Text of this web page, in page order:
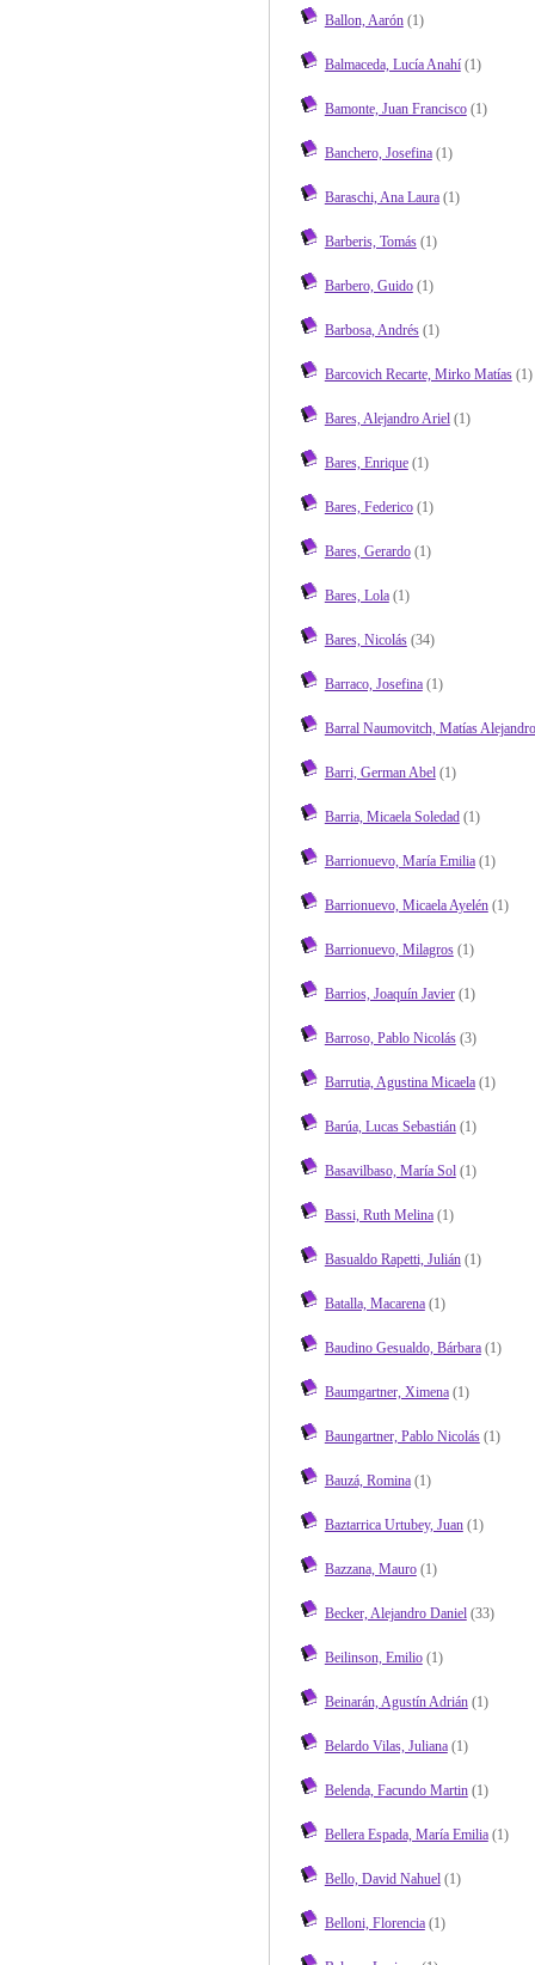
Ballon, Aarón(1)
Balmaceda, Lucía Anahí(1)
Bamonte, Juan Francisco(1)
Banchero, Josefina(1)
Baraschi, Ana Laura(1)
Barberis, Tomás(1)
Barbero, Guido(1)
Barbosa, Andrés(1)
Barcovich Recarte, Mirko Matías(1)
Bares, Alejandro Ariel(1)
Bares, Enrique(1)
Bares, Federico(1)
Bares, Gerardo(1)
Bares, Lola(1)
Bares, Nicolás(34)
Barraco, Josefina(1)
Barral Naumovitch, Matías Alejandro
Barri, German Abel(1)
Barria, Micaela Soledad(1)
Barrionuevo, María Emilia(1)
Barrionuevo, Micaela Ayelén(1)
Barrionuevo, Milagros(1)
Barrios, Joaquín Javier(1)
Barroso, Pablo Nicolás(3)
Barrutia, Agustina Micaela(1)
Barúa, Lucas Sebastián(1)
Basavilbaso, María Sol(1)
Bassi, Ruth Melina(1)
Basualdo Rapetti, Julián(1)
Batalla, Macarena(1)
Baudino Gesualdo, Bárbara(1)
Baumgartner, Ximena(1)
Baungartner, Pablo Nicolás(1)
Bauzá, Romina(1)
Baztarrica Urtubey, Juan(1)
Bazzana, Mauro(1)
Becker, Alejandro Daniel(33)
Beilinson, Emilio(1)
Beinarán, Agustín Adrián(1)
Belardo Vilas, Juliana(1)
Belenda, Facundo Martin(1)
Bellera Espada, María Emilia(1)
Bello, David Nahuel(1)
Belloni, Florencia(1)